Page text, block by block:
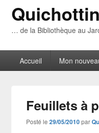
… de la Bibliothèque au
principalAccueil Mon
Feuillets à
Posté le 29/05/2010par